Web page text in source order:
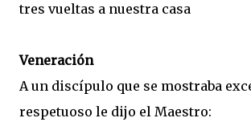
tres vueltas a nuestra casa
Veneración
A un discípulo que se mostraba
respetuoso le dijo el Maestro: